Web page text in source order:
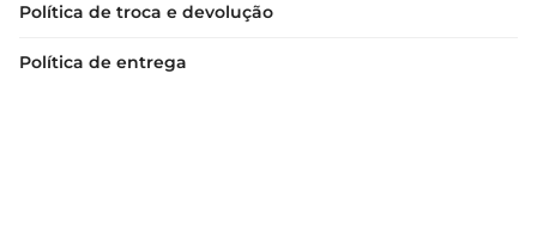
Política de troca e devolução
Política de entrega